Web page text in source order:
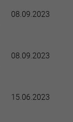
08.09.2023
08.09.2023
15.06.2023